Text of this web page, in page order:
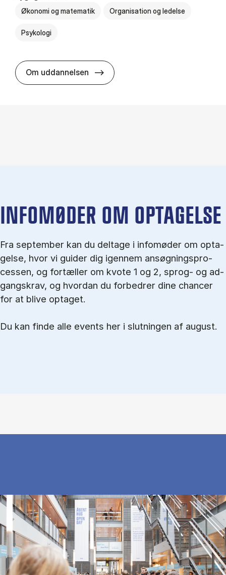
Økonomi og matematik Organisation og ledelse
Psykologi
Om uddannelsen HA(psyk.) - erhvervs­økonomi og
IN­FO­MØ­DER OM OP­TA­GEL­SE
Fra september kan du del­tage i in­fo­mø­der om op­ta­
gel­se, hvor vi gu­i­der dig igen­nem an­søg­nings­pro­
ces­sen, og for­tæl­ler om kvo­te 1 og 2, sprog- og ad­
gangs­krav, og hvordan du forbedrer dine chancer
for at blive optaget.
Du kan finde alle events her i slutningen af august.